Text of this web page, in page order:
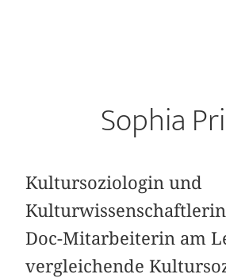
Sophia
Kultursoziologin und
Doc-Mitarbeiterin am
vergleichende